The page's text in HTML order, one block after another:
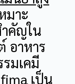
มาะ
คัญใน
อาหาร
มเคมี
เป็น